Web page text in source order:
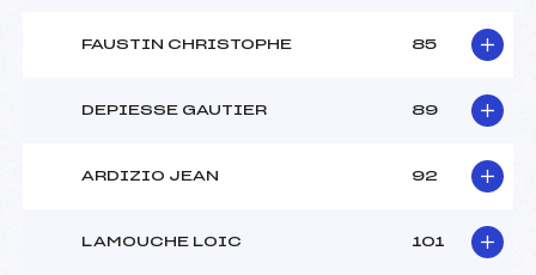
FAUSTIN CHRISTOPHE 85
DEPIESSE GAUTIER 89
ARDIZIO JEAN 92
LAMOUCHE LOIC 101